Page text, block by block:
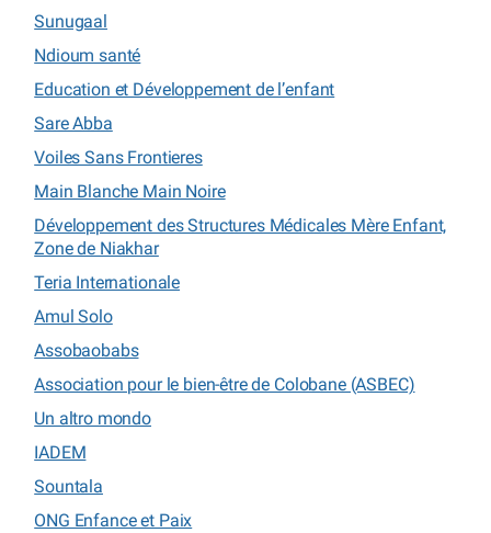
Sunugaal
Ndioum santé
Education et Développement de l’enfant
Sare Abba
Voiles Sans Frontieres
Main Blanche Main Noire
Développement des Structures Médicales Mère Enfant,
Zone de Niakhar
Teria Internationale
Amul Solo
Assobaobabs
Association pour le bien-être de Colobane (ASBEC)
Un altro mondo
IADEM
Sountala
ONG Enfance et Paix